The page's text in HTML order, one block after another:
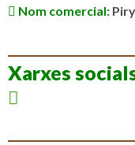
Nom comercial:
Xarxes